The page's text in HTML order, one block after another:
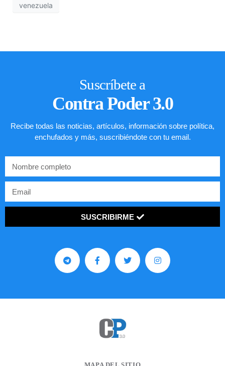
venezuela
Suscríbete a
Contra Poder 3.0
Recibe todas las noticias, artículos, información sobre política,
enchufados y más, suscribiéndote con tu email.
SUSCRIBIRME